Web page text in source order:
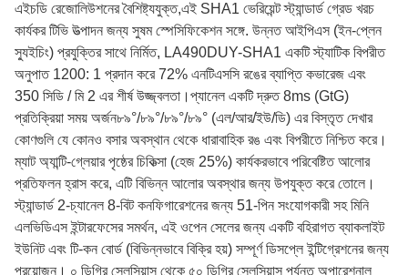
এইচডি রেজোলিউশনের বৈশিষ্ট্যযুক্ত,এই SHA1 ভেরিয়েন্ট স্ট্যান্ডার্ড গ্রেড খরচ
কার্যকর টিভি উত্পাদন জন্য সুষম স্পেসিফিকেশন সঙ্গে. উন্নত আইপিএস (ইন-প্লেন
স্যুইচিং) প্রযুক্তির সাথে নির্মিত, LA490DUY-SHA1 একটি স্ট্যাটিক বিপরীত
অনুপাত 1200: 1 প্রদান করে 72% এনটিএসসি রঙের ব্যাপ্তি কভারেজ এবং
350 সিডি / মি 2 এর শীর্ষ উজ্জ্বলতা।প্যানেল একটি দ্রুত 8ms (GtG)
প্রতিক্রিয়া সময় অর্জন৮৯°/৮৯°/৮৯°/৮৯° (এল/আর/ইউ/ডি) এর বিস্তৃত দেখার
কোণগুলি যে কোনও বসার অবস্থান থেকে ধারাবাহিক রঙ এবং বিপরীতে নিশ্চিত করে।
ম্যাট অ্যান্টি-গ্লেয়ার পৃষ্ঠের চিকিত্সা (হেজ 25%) কার্যকরভাবে পরিবেষ্টিত আলোর
প্রতিফলন হ্রাস করে, এটি বিভিন্ন আলোর অবস্থার জন্য উপযুক্ত করে তোলে।
স্ট্যান্ডার্ড 2-চ্যানেল 8-বিট কনফিগারেশনের জন্য 51-পিন সংযোগকারী সহ মিনি
এলভিডিএস ইন্টারফেসের সমর্থন, এই ওপেন সেলের জন্য একটি বহিরাগত ব্যাকলাইট
ইউনিট এবং টি-কন বোর্ড (বিভিন্নভাবে বিক্রি হয়) সম্পূর্ণ ডিসপ্লে ইন্টিগ্রেশনের জন্য
প্রয়োজন। ০ ডিগ্রি সেলসিয়াস থেকে ৫০ ডিগ্রি সেলসিয়াস পর্যন্ত অপারেশনাল